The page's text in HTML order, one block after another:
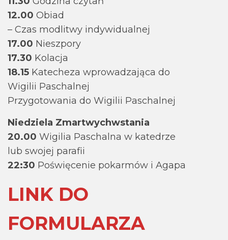
12.00 Obiad
– Czas modlitwy indywidualnej
17.00 Nieszpory
17.30 Kolacja
18.15 Katecheza wprowadzająca do
Wigilii Paschalnej
Przygotowania do Wigilii Paschalnej
Niedziela Zmartwychwstania
20.00 Wigilia Paschalna w katedrze
lub swojej parafii
22:30 Poświęcenie pokarmów i Agapa
LINK DO
FORMULARZA